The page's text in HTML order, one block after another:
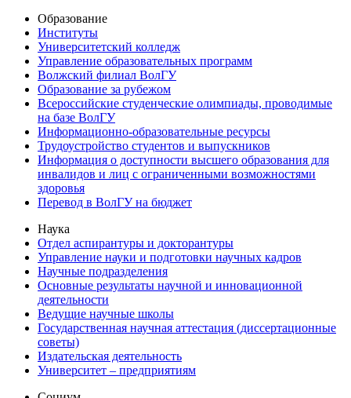
Образование
Институты
Университетский колледж
Управление образовательных программ
Волжский филиал ВолГУ
Образование за рубежом
Всероссийские студенческие олимпиады, проводимые
на базе ВолГУ
Информационно-образовательные ресурсы
Трудоустройство студентов и выпускников
Информация о доступности высшего образования для
инвалидов и лиц с ограниченными возможностями
здоровья
Перевод в ВолГУ на бюджет
Наука
Отдел аспирантуры и докторантуры
Управление науки и подготовки научных кадров
Научные подразделения
Основные результаты научной и инновационной
деятельности
Ведущие научные школы
Государственная научная аттестация (диссертационные
советы)
Издательская деятельность
Университет – предприятиям